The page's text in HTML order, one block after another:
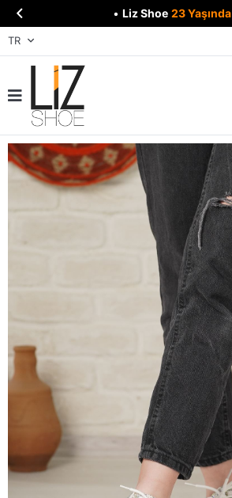
 • Liz Shoe 23 Yaşında
TR